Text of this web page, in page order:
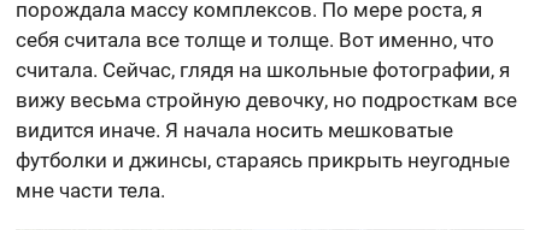
порождала массу комплексов. По мере роста, я
себя считала все толще и толще. Вот именно, что
считала. Сейчас, глядя на школьные фотографии, я
вижу весьма стройную девочку, но подросткам все
видится иначе. Я начала носить мешковатые
футболки и джинсы, стараясь прикрыть неугодные
мне части тела.